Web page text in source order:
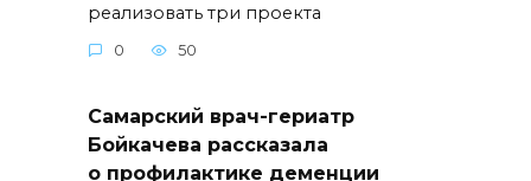
реализовать три проекта
0 50
Самарский врач-гериатр
Бойкачева рассказала
о профилактике деменции